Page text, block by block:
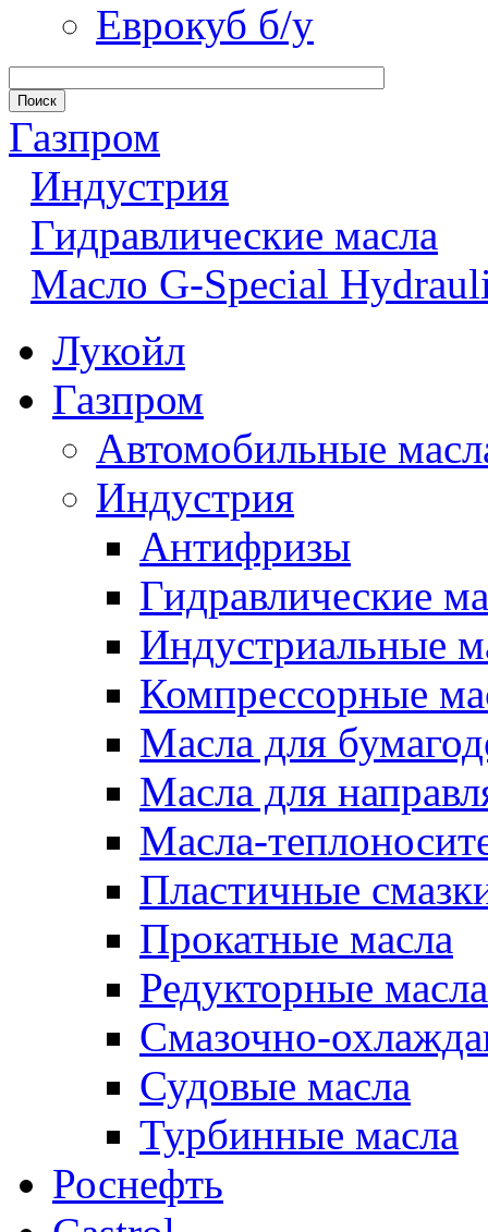
Еврокуб б/у
Газпром
Индустрия
Гидравлические масла
Масло G-Special
Лукойл
Газпром
Автомобильные
Индустрия
Антифризы
Гидравлические
Индустриальные
Компрессорные
Масла для
Масла для
Масла-
Пластичные
Прокатные масла
Редукторные масла
Смазочно-
Судовые масла
Турбинные масла
Роснефть